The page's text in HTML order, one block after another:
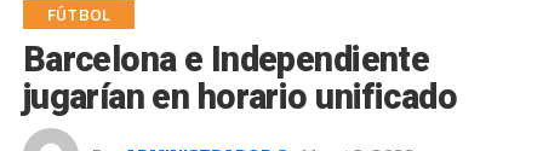
FÚTBOL
Barcelona e Independiente
jugarían en horario unificado